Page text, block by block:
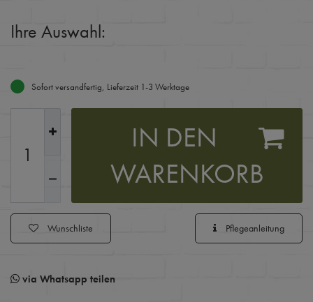
Ihre Auswahl:
Sofort versandfertig, Lieferzeit 1-3 Werktage
IN DEN
WARENKORB
Wunschliste Pflegeanleitung
via Whatsapp teilen